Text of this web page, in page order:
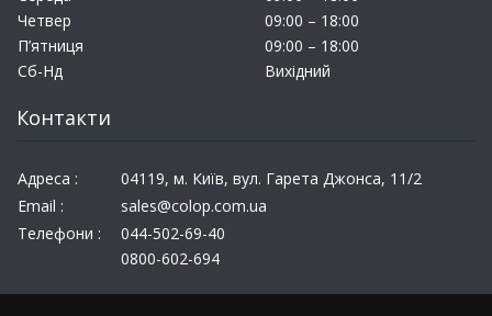
Четвер
09:00 – 18:00
П’ятниця
09:00 – 18:00
Сб-Нд
Вихідний
Контакти
Адреса :
04119, м. Київ, вул. Гарета Джонса, 11/2
Email :
sales@colop.com.ua
Телефони :
044-502-69-40
0800-602-694